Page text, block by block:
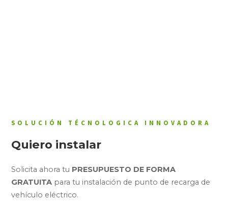
SOLUCIÓN TÉCNOLOGICA INNOVADORA
Quiero instalar
Solicita ahora tu PRESUPUESTO DE FORMA
GRATUITA para tu instalación de punto de recarga de
vehículo eléctrico.